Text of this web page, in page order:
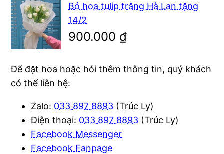
Bó hoa tulip trắng Hà Lan tặng
14/2
900.000 ₫
Để đặt hoa hoặc hỏi thêm thông tin, quý khách
có thể liên hệ:
Zalo: 033 897 8893 (Trúc Ly)
Điện thoại: 033 897 8893 (Trúc Ly)
Facebook Messenger
Facebook Fanpage